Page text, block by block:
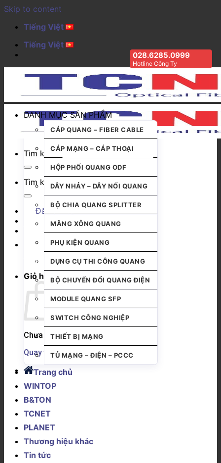
Skip to content
Tiếng Việt
Tiếng Việt
028.6285.0999
Hotline Công Ty
Tìm kiếm:
Tìm kiếm:
Đăng nhập
Giỏ hàng
Chưa có sản phẩm trong giỏ hàng.
Quay trở lại cửa hàng
DANH MỤC SẢN PHẨM
CÁP QUANG – FIBER CABLE
CÁP MẠNG – CÁP THOẠI
HỘP PHỐI QUANG ODF
DÂY NHẢY – DÂY NỐI QUANG
BỘ CHIA QUANG SPLITTER
MĂNG XÔNG QUANG
PHỤ KIỆN QUANG
DỤNG CỤ THI CÔNG QUANG
BỘ CHUYỂN ĐỔI QUANG ĐIỆN
MODULE QUANG SFP
SWITCH CÔNG NGHIỆP
THIẾT BỊ MẠNG
TỦ MẠNG – ĐIỆN – PCCC
Trang chủ
WINTOP
B&TON
TCNET
PLANET
Thương hiệu khác
Tin tức